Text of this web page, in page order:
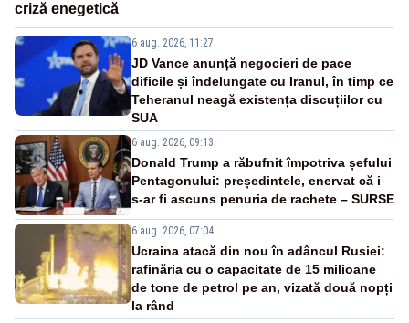
criză enegetică
6 aug. 2026, 11:27
JD Vance anunță negocieri de pace
dificile și îndelungate cu Iranul, în timp ce
Teheranul neagă existența discuțiilor cu
SUA
6 aug. 2026, 09:13
Donald Trump a răbufnit împotriva șefului
Pentagonului: președintele, enervat că i
s-ar fi ascuns penuria de rachete – SURSE
6 aug. 2026, 07:04
Ucraina atacă din nou în adâncul Rusiei:
rafinăria cu o capacitate de 15 milioane
de tone de petrol pe an, vizată două nopți
la rând